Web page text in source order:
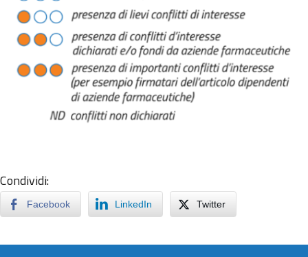
Condividi:
Facebook LinkedIn Twitter